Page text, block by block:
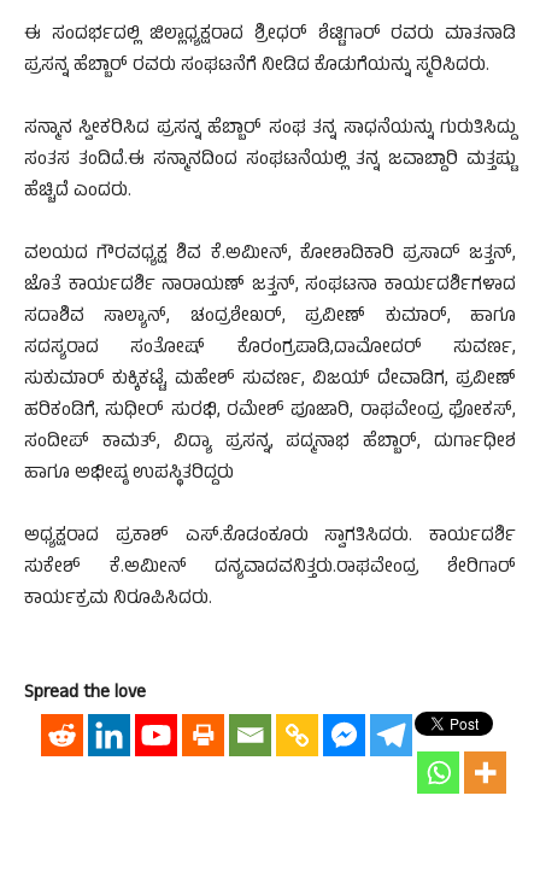
ಈ ಸಂದರ್ಭದಲ್ಲಿ ಜಿಲ್ಲಾಧ್ಯಕ್ಷರಾದ ಶ್ರೀಧರ್ ಶೆಟ್ಟಿಗಾರ್ ರವರು ಮಾತನಾಡಿ
ಪ್ರಸನ್ನ ಹೆಬ್ಬಾರ್ ರವರು ಸಂಘಟನೆಗೆ ನೀಡಿದ ಕೊಡುಗೆಯನ್ನು ಸ್ಮರಿಸಿದರು.
ಸನ್ಮಾನ ಸ್ವೀಕರಿಸಿದ ಪ್ರಸನ್ನ ಹೆಬ್ಬಾರ್ ಸಂಘ ತನ್ನ ಸಾಧನೆಯನ್ನು ಗುರುತಿಸಿದ್ದು
ಸಂತಸ ತಂದಿದೆ.ಈ ಸನ್ಮಾನದಿಂದ ಸಂಘಟನೆಯಲ್ಲಿ ತನ್ನ ಜವಾಬ್ದಾರಿ ಮತ್ತಷ್ಟು
ಹೆಚ್ಚಿದೆ ಎಂದರು.
ವಲಯದ ಗೌರವಧ್ಯಕ್ಷ ಶಿವ ಕೆ.ಅಮೀನ್, ಕೋಶಾದಿಕಾರಿ ಪ್ರಸಾದ್ ಜತ್ತನ್,
ಜೊತೆ ಕಾರ್ಯದರ್ಶಿ ನಾರಾಯಣ್ ಜತ್ತನ್, ಸಂಘಟನಾ ಕಾರ್ಯದರ್ಶಿಗಳಾದ
ಸದಾಶಿವ ಸಾಲ್ಯಾನ್, ಚಂದ್ರಶೇಖರ್, ಪ್ರವೀಣ್ ಕುಮಾರ್, ಹಾಗೂ
ಸದಸ್ಯರಾದ ಸಂತೋಷ್ ಕೊರಂಗ್ರಪಾಡಿ,ದಾಮೋದರ್ ಸುವರ್ಣ,
ಸುಕುಮಾರ್ ಕುಕ್ಕಿಕಟ್ಟೆ, ಮಹೇಶ್ ಸುವರ್ಣ, ವಿಜಯ್ ದೇವಾಡಿಗ, ಪ್ರವೀಣ್
ಹರಿಕಂಡಿಗೆ, ಸುಧೀರ್ ಸುರಭಿ, ರಮೇಶ್ ಪೂಜಾರಿ, ರಾಘವೇಂದ್ರ ಫೋಕಸ್,
ಸಂದೀಪ್ ಕಾಮತ್, ವಿದ್ಯಾ ಪ್ರಸನ್ನ, ಪದ್ಮನಾಭ ಹೆಬ್ಬಾರ್, ದುರ್ಗಾಧೀಶ
ಹಾಗೂ ಅಭೀಷ್ಠ ಉಪಸ್ಥಿತರಿದ್ದರು
ಅಧ್ಯಕ್ಷರಾದ ಪ್ರಕಾಶ್ ಎಸ್.ಕೊಡಂಕೂರು ಸ್ವಾಗತಿಸಿದರು. ಕಾರ್ಯದರ್ಶಿ
ಸುಕೇಶ್ ಕೆ.ಅಮೀನ್ ದನ್ಯವಾದವನಿತ್ತರು.ರಾಘವೇಂದ್ರ ಶೇರಿಗಾರ್
ಕಾರ್ಯಕ್ರಮ ನಿರೂಪಿಸಿದರು.
Spread the love